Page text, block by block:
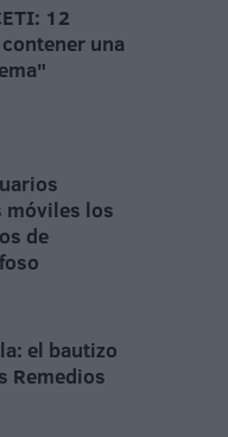
12
una
móviles los
de
el bautizo
Remedios